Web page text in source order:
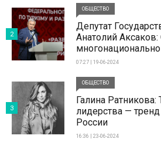
ОБЩЕСТВО
Депутат
Анатолий
07:27 | 19-06-2024
2
ОБЩЕСТВО
Галина
лидерства —
России
16:36 | 23-06-2024
3